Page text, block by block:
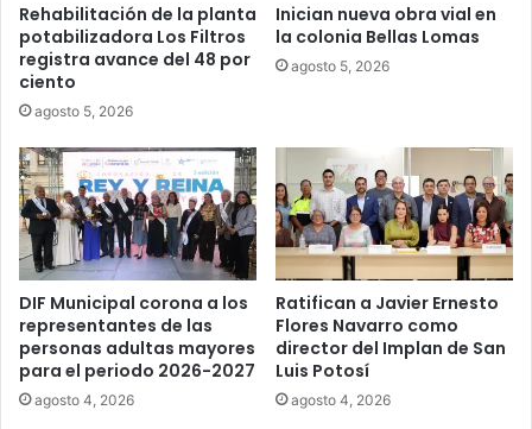
Rehabilitación de la planta
potabilizadora Los Filtros
registra avance del 48 por
ciento
agosto 5, 2026
Inician nueva obra vial en
la colonia Bellas Lomas
agosto 5, 2026
DIF Municipal corona a los
representantes de las
personas adultas mayores
para el periodo 2026-2027
agosto 4, 2026
Ratifican a Javier Ernesto
Flores Navarro como
director del Implan de San
Luis Potosí
agosto 4, 2026